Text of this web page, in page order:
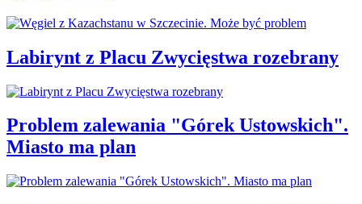
Labirynt z Placu Zwycięstwa rozebrany
Problem zalewania "Górek Ustowskich".
Miasto ma plan